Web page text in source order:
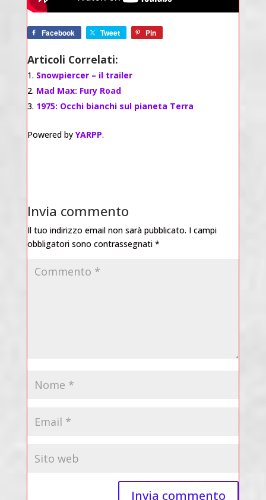
Facebook Tweet Pin
Articoli Correlati:
Snowpiercer – il trailer
Mad Max: Fury Road
1975: Occhi bianchi sul pianeta Terra
Powered by YARPP.
Invia commento
Il tuo indirizzo email non sarà pubblicato. I campi
obbligatori sono contrassegnati *